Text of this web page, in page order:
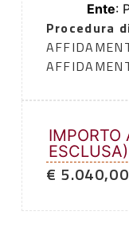
Ente:
Procedura
IMPORTO
ESCLUSA)
€ 5.040,00